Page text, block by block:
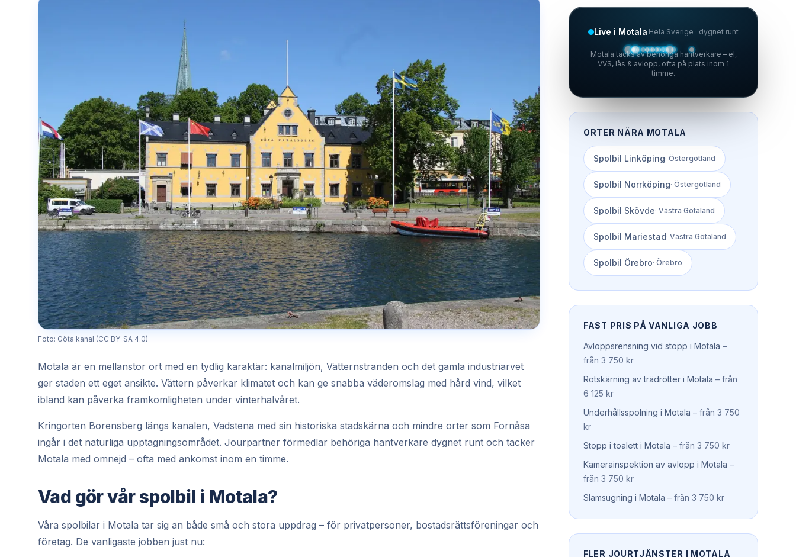
Foto: Göta kanal (CC BY-SA 4.0)
Motala är en mellanstor ort med en tydlig karaktär: kanalmiljön, Vätternstranden och det gamla industriarvet
ger staden ett eget ansikte. Vättern påverkar klimatet och kan ge snabba väderomslag med hård vind, vilket
ibland kan påverka framkomligheten under vinterhalvåret.
Kringorten Borensberg längs kanalen, Vadstena med sin historiska stadskärna och mindre orter som Fornåsa
ingår i det naturliga upptagningsområdet. Jourpartner förmedlar behöriga hantverkare dygnet runt och täcker
Motala med omnejd – ofta med ankomst inom en timme.
Vad gör vår spolbil i Motala?
Våra spolbilar i Motala tar sig an både små och stora uppdrag – för privatpersoner, bostadsrättsföreningar och
företag. De vanligaste jobben just nu:
Live i Motala Hela Sverige · dygnet runt
Motala täcks av behöriga hantverkare – el,
VVS, lås & avlopp, ofta på plats inom 1
timme.
ORTER NÄRA MOTALA
Spolbil Linköping· Östergötland
Spolbil Norrköping· Östergötland
Spolbil Skövde· Västra Götaland
Spolbil Mariestad· Västra Götaland
Spolbil Örebro· Örebro
FAST PRIS PÅ VANLIGA JOBB
Avloppsrensning vid stopp i Motala –
från 3 750 kr
Rotskärning av trädrötter i Motala – från
6 125 kr
Underhållsspolning i Motala – från 3 750
kr
Stopp i toalett i Motala – från 3 750 kr
Kamerainspektion av avlopp i Motala –
från 3 750 kr
Slamsugning i Motala – från 3 750 kr
FLER JOURTJÄNSTER I MOTALA